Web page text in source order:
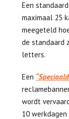
Een standaard
maximaal 25
meegeteld
de standaard
letters.
Een
wordt
10